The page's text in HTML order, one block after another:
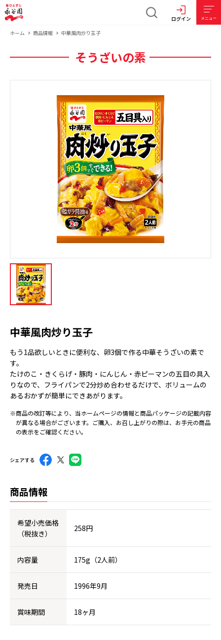
ログイン メニュー
ホーム 商品情報 中華風肉炒り玉子
そうざいの素
中華風肉炒り玉子
もう1品欲しいときに便利な、卵3個で作る中華そうざいの素で
す。
たけのこ・きくらげ・豚肉・にんじん・赤ピーマンの五目の具入
りなので、フライパンで2分炒め合わせるだけで、ボリュームの
あるおかずが簡単にできあがります。
※商品の改訂等により、当ホームページの情報と商品パッケージの記載内容
が異なる場合がございます。ご購入、お召し上がりの際は、お手元の商品
の表示をご確認ください。
シェアする
商品情報
希望小売価格
（税抜き）
258円
内容量 175g（2人前）
発売日 1996年9月
賞味期間 18ヶ月